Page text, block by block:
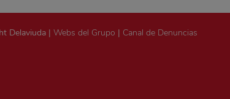
Delaviuda | Webs del Grupo | Canal de Denuncias